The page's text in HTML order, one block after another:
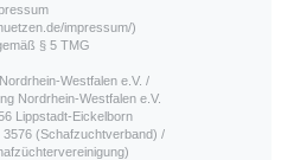
impressum/)
§ 5 TMG
Westfalen e.V. /
Nordrhein-Westfalen e.V.
Lippstadt-Eickelborn
(Schafzuchtverband) /